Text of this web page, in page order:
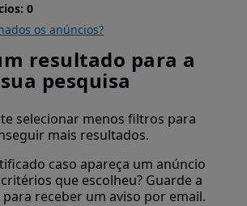
0
os anúncios?
resultado para a
sua pesquisa
selecionar menos filtros para
mais resultados.
caso apareça um anúncio
que escolheu? Guarde a
para receber um aviso por email.